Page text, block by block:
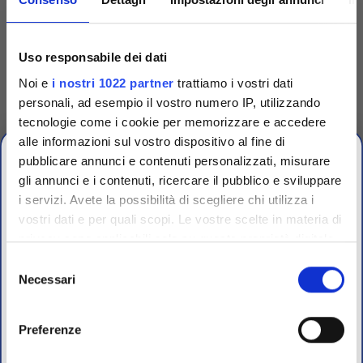
Uso responsabile dei dati
Noi e i nostri 1022 partner trattiamo i vostri dati
personali, ad esempio il vostro numero IP, utilizzando
tecnologie come i cookie per memorizzare e accedere
alle informazioni sul vostro dispositivo al fine di
pubblicare annunci e contenuti personalizzati, misurare
gli annunci e i contenuti, ricercare il pubblico e sviluppare
i servizi. Avete la possibilità di scegliere chi utilizza i
vostri dati e per quali scopi. Le vostre scelte in materia di
privacy sono applicabili solo su questa proprietà digitale
modificare o revocare il proprio consenso in qualsiasi
momento dalla Dichiarazione sui cookie o facendo clic
delNecessari
Preferenze
CodiceTRG90001
dischetti
Dispenser singolo in plastica
per espellere uno a uno i
dischetti dalle cartucce.
Accedi Per visualizzare
prezzi e schede tecniche
CHIUSURA